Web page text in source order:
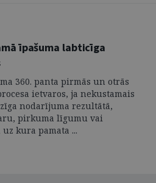
īpašuma labticīga
360. panta pirmās un otrās
ietvaros, ja nekustamais
nodarījuma rezultātā,
pirkuma līgumu vai
kura pamata ...